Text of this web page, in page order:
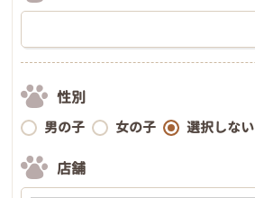
性別
男の子 女の子 選択しない
店舗